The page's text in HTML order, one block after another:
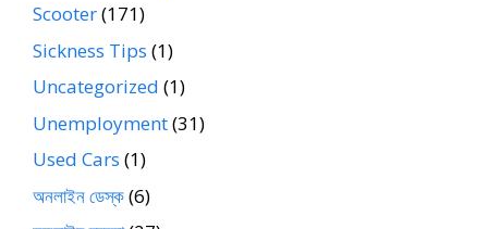
Scooter(171)
Sickness Tips (1)
Uncategorized (1)
Unemployment(31)
Used Cars (1)
অনলাইন ডেস্ক(6)